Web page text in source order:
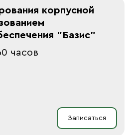
корпусной
"Базис"
часов
Записаться